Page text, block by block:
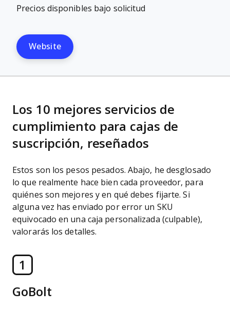
Precios disponibles bajo solicitud
Website
Los 10 mejores servicios de
cumplimiento para cajas de
suscripción, reseñados
Estos son los pesos pesados. Abajo, he desglosado
lo que realmente hace bien cada proveedor, para
quiénes son mejores y en qué debes fijarte. Si
alguna vez has enviado por error un SKU
equivocado en una caja personalizada (culpable),
valorarás los detalles.
1
GoBolt